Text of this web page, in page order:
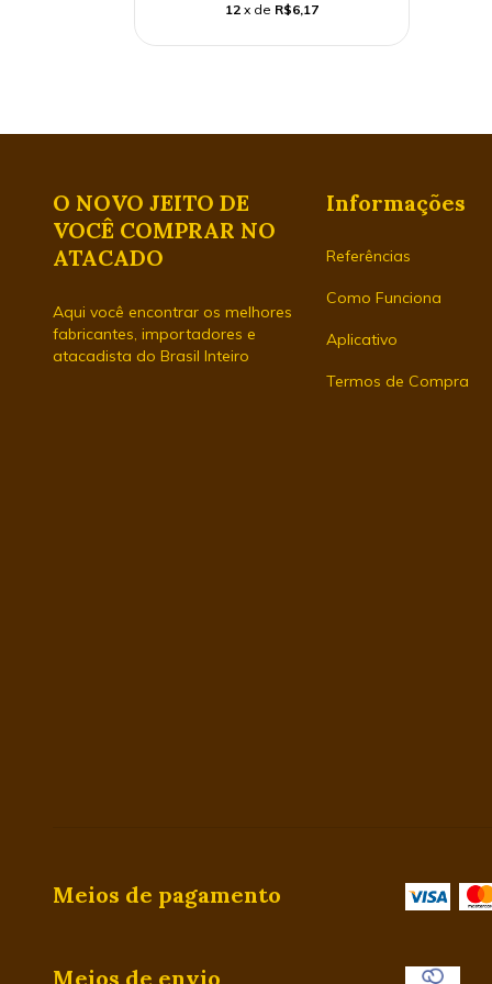
12 x de R$6,17
O NOVO JEITO DE
VOCÊ COMPRAR NO
ATACADO
Aqui você encontrar os melhores
fabricantes, importadores e
atacadista do Brasil Inteiro
Informações
Referências
Como Funciona
Aplicativo
Termos de Compra
Meios de pagamento
Meios de envio